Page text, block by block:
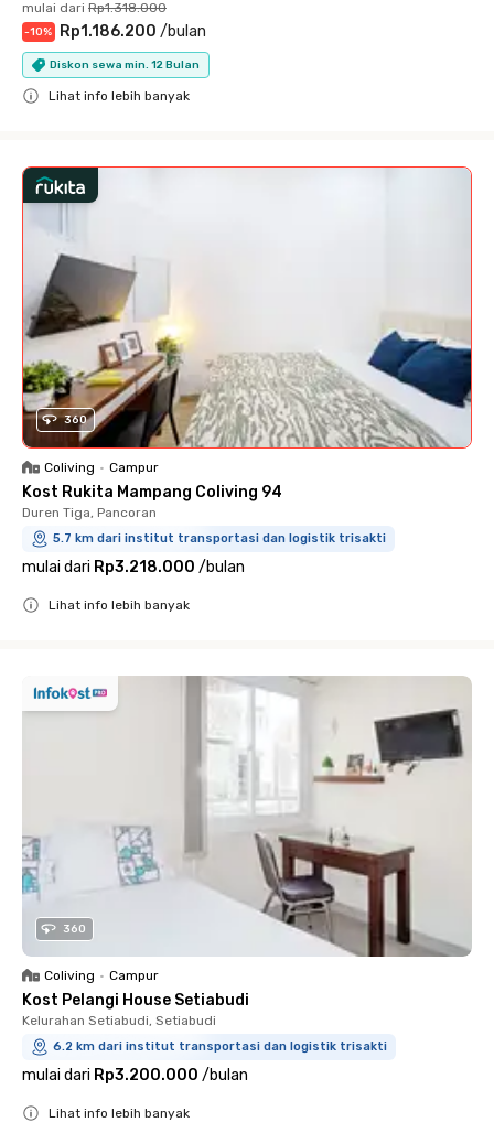
mulai dari Rp1.318.000
-10% Rp1.186.200 /bulan
Diskon sewa min. 12 Bulan
Lihat info lebih banyak
360
Coliving • Campur
Kost Rukita Mampang Coliving 94
Duren Tiga, Pancoran
5.7 km dari institut transportasi dan logistik trisakti
mulai dari Rp3.218.000 /bulan
Lihat info lebih banyak
360
Coliving • Campur
Kost Pelangi House Setiabudi
Kelurahan Setiabudi, Setiabudi
6.2 km dari institut transportasi dan logistik trisakti
mulai dari Rp3.200.000 /bulan
Lihat info lebih banyak